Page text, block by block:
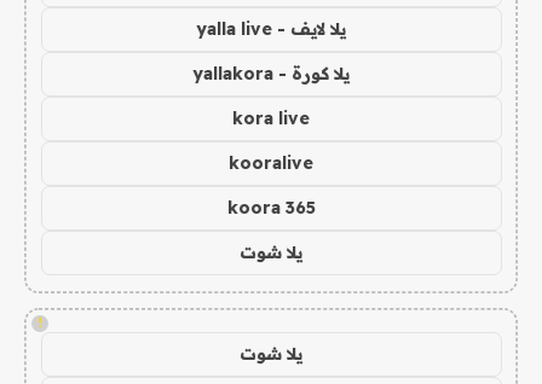
يلا لايف - yalla live
يلا كورة - yallakora
kora live
kooralive
koora 365
يلا شوت
!
يلا شوت